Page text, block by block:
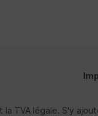
la TVA légale. S'y